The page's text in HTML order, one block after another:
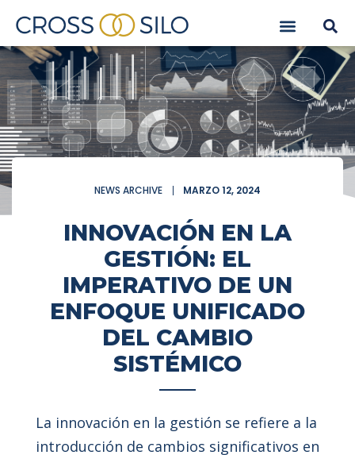
NEWS ARCHIVE MARZO 12, 2024
INNOVACIÓN EN LA
GESTIÓN: EL
IMPERATIVO DE UN
ENFOQUE UNIFICADO
DEL CAMBIO
SISTÉMICO
La innovación en la gestión se refiere a la
introducción de cambios significativos en